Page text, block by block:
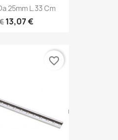
25mm L.33 Cm
13,07 €
favorite_border